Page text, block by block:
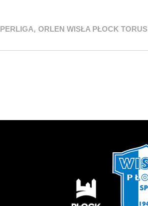
, ORLEN WISŁA PŁOCK